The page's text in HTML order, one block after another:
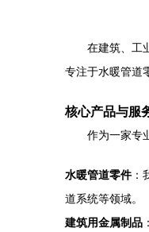
在建筑、工
专注于水暖管道
核心产品与服
作为一家专
水暖管道零件：
道系统等领域。
建筑用金属制品